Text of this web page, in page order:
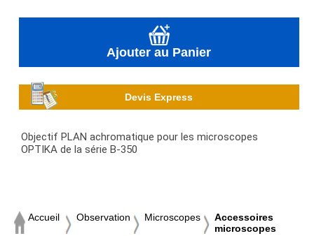
Ajouter au Panier
Devis Express
Objectif PLAN achromatique pour les microscopes
OPTIKA de la série B-350
Accueil Observation Microscopes
Accessoires
microscopes